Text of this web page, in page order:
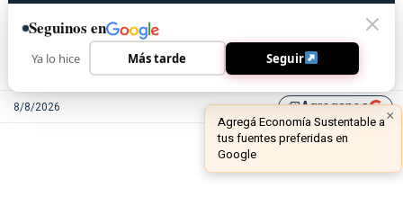
8/8/2026 library_addAgreganos
Seguinos en
Ya lo hice Más tarde Seguir